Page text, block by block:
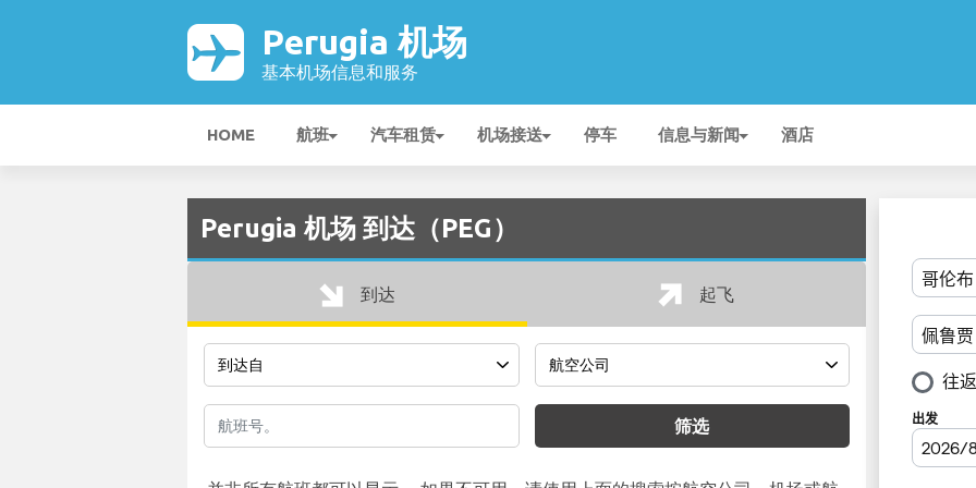
Perugia 机场
基本机场信息和服务
HOME 航班 汽车租赁 机场接送 停车 信息与新闻 酒店
Perugia 机场 到达（PEG）
到达 起飞
筛选